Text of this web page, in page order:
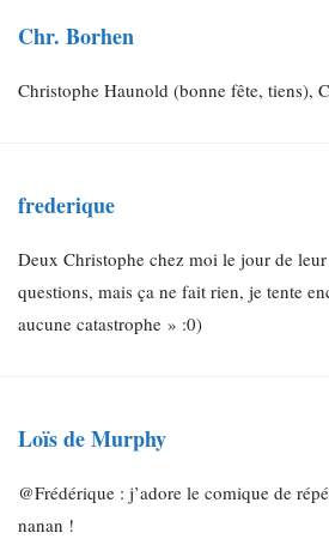
Chr. Borhen
Christophe Haunold (bonne fête, tiens),
frederique
Deux Christophe chez moi le jour de
questions, mais ça ne fait rien, je tente
aucune catastrophe » :0)
Loïs de Murphy
@Frédérique : j’adore le comique de
nanan !